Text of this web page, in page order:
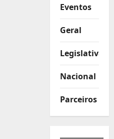
Eventos
Geral
Legislativa
Nacional
Parceiros